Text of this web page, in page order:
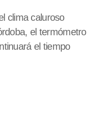
clima caluroso
el termómetro
el tiempo